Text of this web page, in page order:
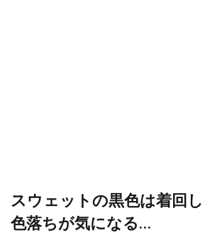
スウェットの黒色は着回
色落ちが気になる…